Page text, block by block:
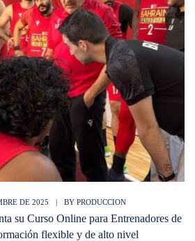
DE 2025 | BY PRODUCCION
su Curso Online para Entrenadores de
flexible y de alto nivel